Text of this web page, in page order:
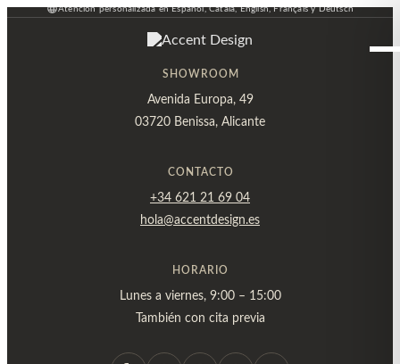
Ir
Atención personalizada en Español, Català, English, Français y Deutsch
SHOWROOM
Avenida Europa, 49
03720 Benissa, Alicante
CONTACTO
+34 621 21 69 04
hola@accentdesign.es
HORARIO
Lunes a viernes, 9:00 – 15:00
También con cita previa